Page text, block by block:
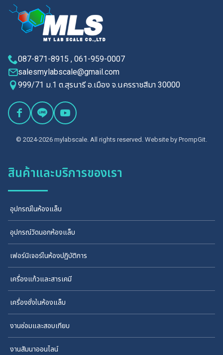
087-871-8915 , 061-959-0007
salesmylabscale@gmail.com
999/71 ม.1 ต.สุรนารี อ.เมือง จ.นครราชสีมา 30000
© 2024-2026 mylabscale. All rights reserved. Website by PrompGit.
สินค้าและบริการของเรา
อุปกรณ์ในห้องแล็บ
อุปกรณ์วัดนอกห้องแล็บ
เฟอร์นิเจอร์ในห้องปฏิบัติการ
เครื่องแก้วและสารเคมี
เครื่องชั่งในห้องแล็บ
งานซ่อมและสอบเทียบ
งานสัมนาออนไลน์